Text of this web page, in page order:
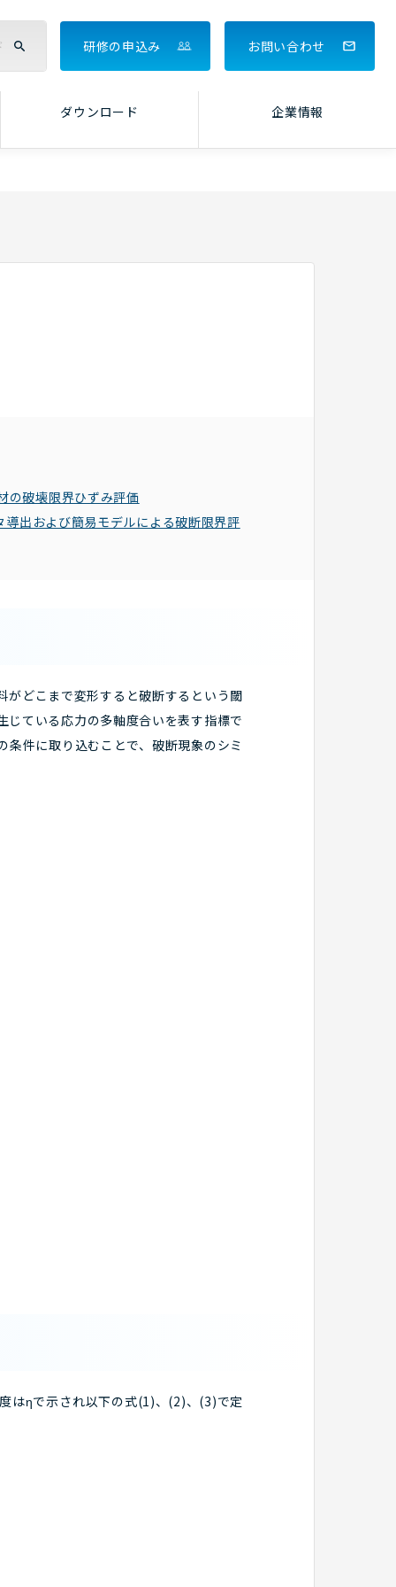
研修の申込み お問い合わせ
ダウンロード 企業情報
の破壊限界ひずみ評価
導出および簡易モデルによる破断限界評
どこまで変形すると破断するという閾
ている応力の多軸度合いを表す指標で
件に取り込むことで、破断現象のシミ
はηで示され以下の式(1)、(2)、(3)で定